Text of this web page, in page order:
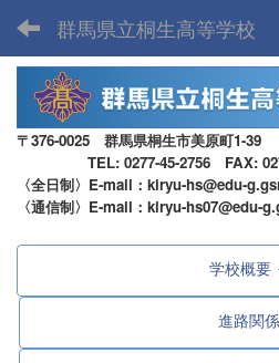
群馬県立桐生高等学校
〒376-0025 群馬県桐生市美原町1-39
TEL: 0277-45-2756 FAX:
〈全日制〉E-mail：kiryu-hs@edu-
〈通信制〉E-mail：kiryu-hs07@edu-
学校概要
進路関係